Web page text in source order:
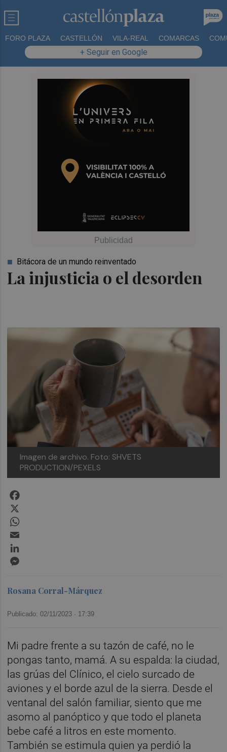
FORO PLAZA CASTELLÓN VILA-REAL COMARCAS
+ Seguir en Google
La injusticia o el desorden
Bitácora de un mundo reinventado
Imagen de archivo. Foto: SHVETS
PRODUCTION/PEXELS
Rosana Corral-Márquez
Publicado: 02/11/2023 · 17:39
Mi padre frente a su tazón de café, no le
pongas tanto, mamá. A su espalda: la ciudad,
las grúas del Clínico, el cielo surcado de
aviones y el borde azul de la sierra. Desde el
ventanal del salón familiar, siento que me
asomo al panóptico y que todo el planeta
bebe café a litros en este momento.
También se estimula quien ya perdió la